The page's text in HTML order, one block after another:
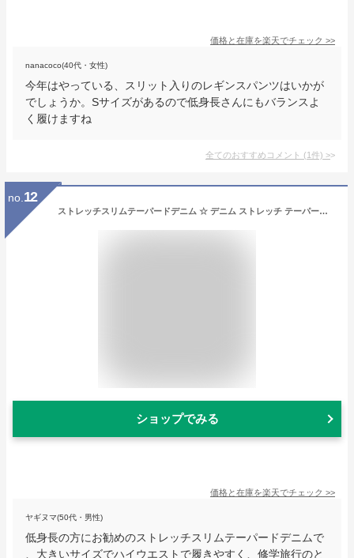
価格と在庫を楽天でチェック >>
nanacoco(40代・女性)
今年はやっている、スリット入りのレギンスパンツはいかが
でしょうか。Sサイズがあるので低身長さんにもバランスよ
く履けますね
全てのおすすめコメント (1件) >
no. 12
ストレッチスリムテーパードデニム ☆ デニム ストレッチ テーパード 低身長 大きいサイズ ハイウエスト ハイウエストパンツ ベーシック カジュアル レディース 春 ピエロ pierrot 【Pierrot】 kon58
ショップでみる
価格と在庫を楽天でチェック >>
ヤギヌマ(50代・男性)
低身長の方にお勧めのストレッチスリムテーパードデニムで
、大きいサイズでハイウエストで履きやすく、修学旅行のと